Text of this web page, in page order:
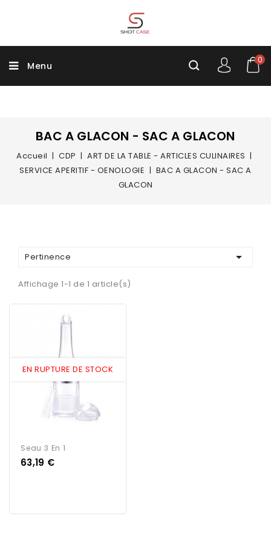
Menu
0
BAC A GLACON - SAC A GLACON
Accueil CDP
ART DE LA TABLE - ARTICLES CULINAIRES
SERVICE APERITIF - OENOLOGIE
BAC A GLACON - SAC A
GLACON
Pertinence 
Affichage 1-1 de 1 article(s)
EN RUPTURE DE STOCK
Seau 3 En 1
Prix
63,19 €